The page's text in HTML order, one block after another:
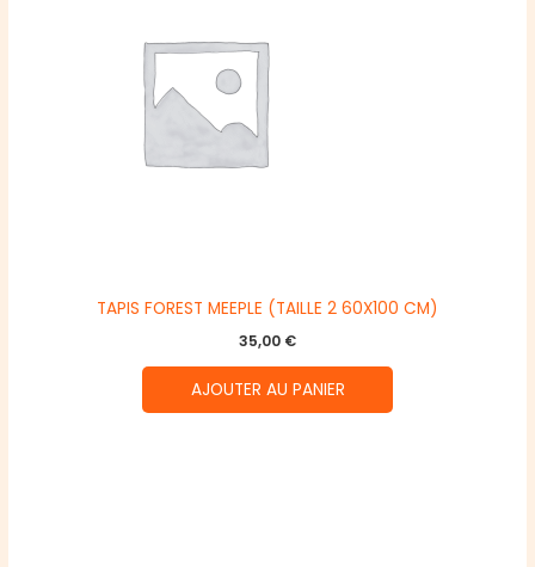
TAPIS FOREST MEEPLE (TAILLE 2 60X100 CM)
35,00 €
AJOUTER AU PANIER